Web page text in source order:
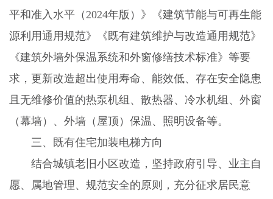
平和准入水平（ 2024年版）》《建筑节能与可再生能
源利用通用规范》《既有建筑维护与改造通用规范》
《建筑外墙外保温系统和外窗修缮技术标准》等要
求，更新改造超出使用寿命、能效低、存在安全隐患
且无维修价值的热泵机组、散热器、冷水机组、外窗
（幕墙）、外墙（屋顶）保温、照明设备等。
三、既有住宅加装电梯方向
结合城镇老旧小区改造，坚持政府引导、业主自
愿、属地管理、规范安全的原则，充分征求居民意